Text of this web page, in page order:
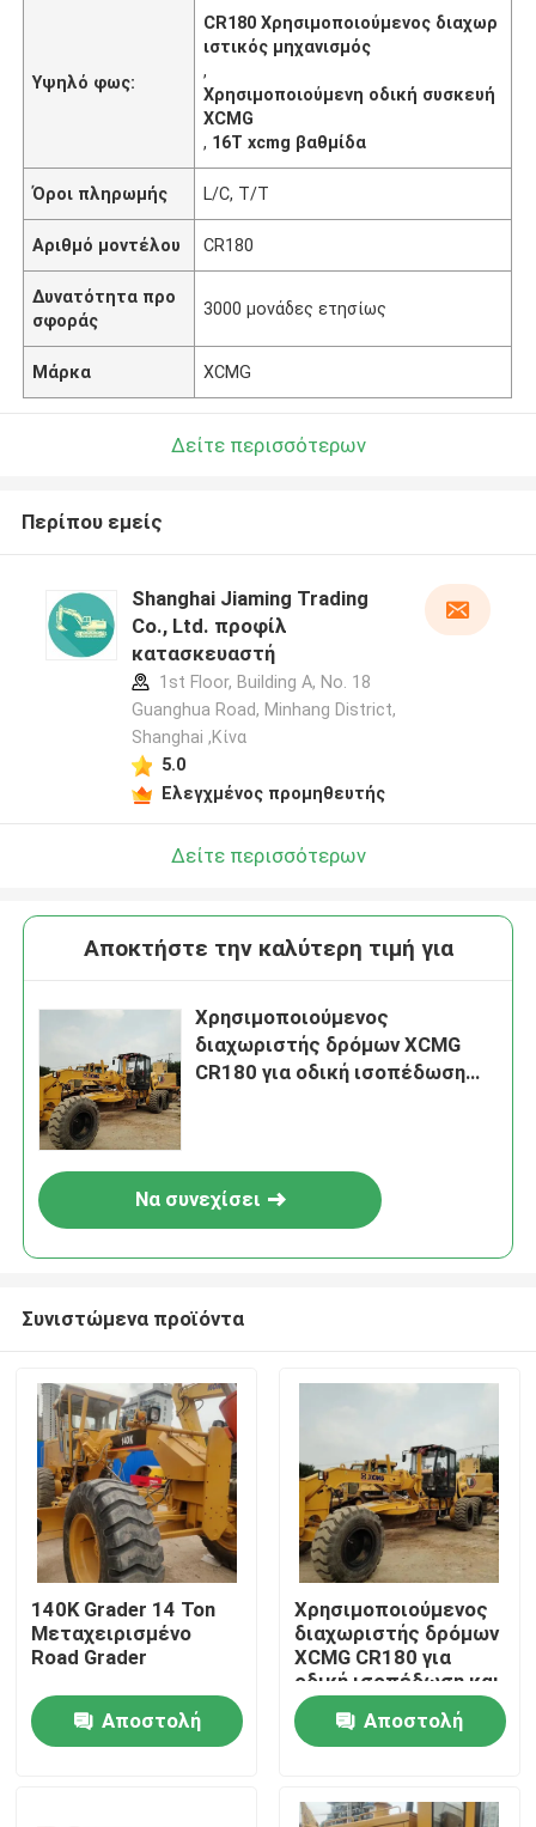
Σπίτι
Προϊόντα
Υψηλό φως:
CR180 Χρησιμοποιούμενος διαχωρ
ιστικός μηχανισμός
,
Χρησιμοποιούμενη οδική συσκευή
XCMG
, 16T xcmg βαθμίδα
Όροι πληρωμής L/C, T/T
Αριθμό μοντέλου CR180
Δυνατότητα προ
σφοράς
3000 μονάδες ετησίως
Μάρκα XCMG
Δείτε περισσότερων
Περίπου εμείς
Shanghai Jiaming Trading
Co., Ltd. προφίλ
κατασκευαστή
1st Floor, Building A, No. 18
Guanghua Road, Minhang District,
Shanghai ,Κίνα
5.0
Ελεγχμένος προμηθευτής
Δείτε περισσότερων
Αποκτήστε την καλύτερη τιμή για
Χρησιμοποιούμενος
διαχωριστής δρόμων XCMG
CR180 για οδική ισοπέδωση
Να συνεχίσει
Συνιστώμενα προϊόντα
140K Grader 14 Ton
Μεταχειρισμένο
Road Grader
Αποστολή
Χρησιμοποιούμενος
διαχωριστής δρόμων
XCMG CR180 για
οδική ισοπέδωση και
κατασκευή
Αποστολή